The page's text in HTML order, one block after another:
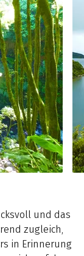
und das
zugleich,
in Erinnerung